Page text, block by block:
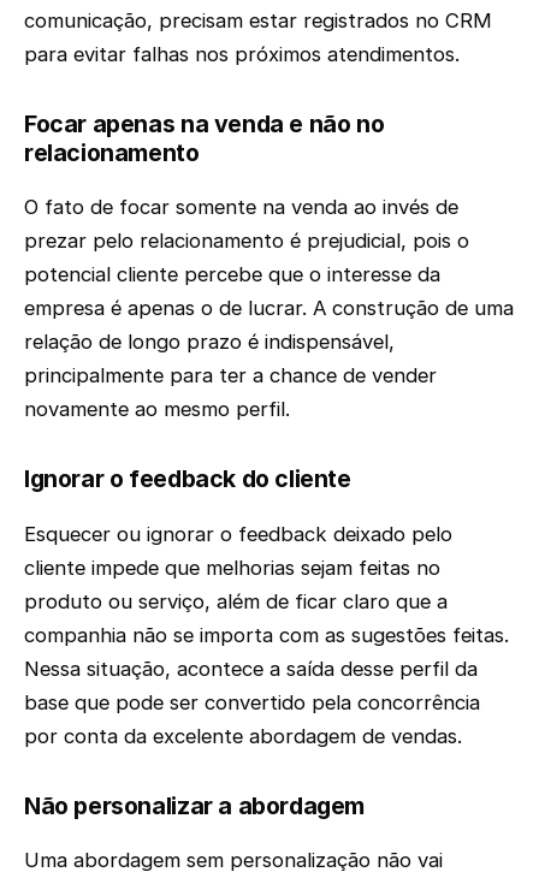
comunicação, precisam estar registrados no CRM
para evitar falhas nos próximos atendimentos.
Focar apenas na venda e não no
relacionamento
O fato de focar somente na venda ao invés de
prezar pelo relacionamento é prejudicial, pois o
potencial cliente percebe que o interesse da
empresa é apenas o de lucrar. A construção de uma
relação de longo prazo é indispensável,
principalmente para ter a chance de vender
novamente ao mesmo perfil.
Ignorar o feedback do cliente
Esquecer ou ignorar o feedback deixado pelo
cliente impede que melhorias sejam feitas no
produto ou serviço, além de ficar claro que a
companhia não se importa com as sugestões feitas.
Nessa situação, acontece a saída desse perfil da
base que pode ser convertido pela concorrência
por conta da excelente abordagem de vendas.
Não personalizar a abordagem
Uma abordagem sem personalização não vai